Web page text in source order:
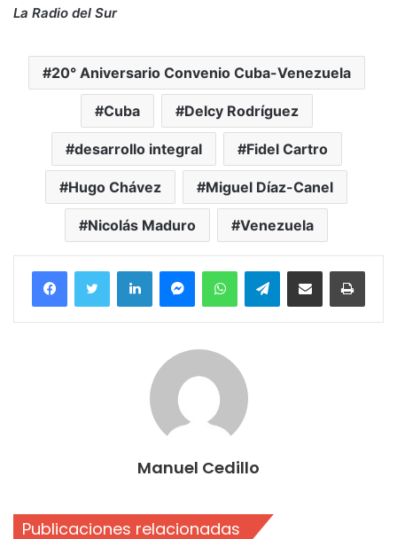
La Radio del Sur
20° Aniversario Convenio Cuba-Venezuela
Cuba Delcy Rodríguez
desarrollo integral Fidel Cartro
Hugo Chávez Miguel Díaz-Canel
Nicolás Maduro Venezuela
FacebookTwitter LinkedInMessengerWhatsAppTelegramCompartir por correo electrónico
Manuel Cedillo
Publicaciones relacionadas